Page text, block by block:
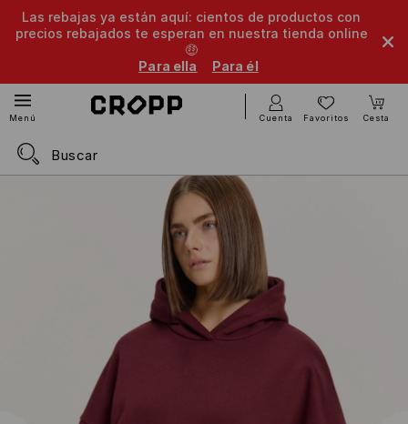
Las rebajas ya están aquí: cientos de productos con
precios rebajados te esperan en nuestra tienda online
🤑
Para ella
Para él
Menú Cuenta Favoritos Cesta